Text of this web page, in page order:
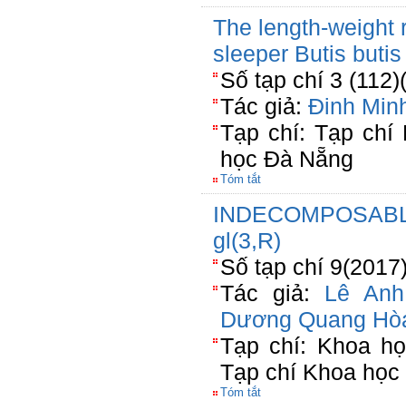
The length-weight
sleeper Butis butis
Số tạp chí 3
Tác giả: Đinh
Tạp chí: Tạp chí
học Đà Nẵng
Tóm tắt
gl(3,R)
Số tạp chí
Tác giả: Lê
Dương Quang
Tạp chí: Khoa
Tạp chí Khoa
Tóm tắt